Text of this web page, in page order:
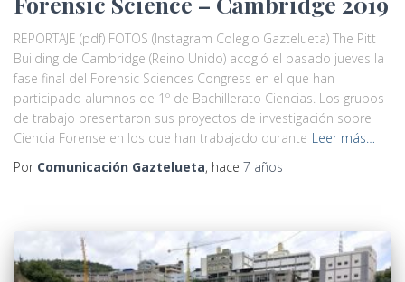
REPORTAJE (pdf) FOTOS (Instagram Colegio Gaztelueta) The Pitt
Building de Cambridge (Reino Unido) acogió el pasado jueves la
fase final del Forensic Sciences Congress en el que han
participado alumnos de 1º de Bachillerato Ciencias. Los grupos
de trabajo presentaron sus proyectos de investigación sobre
Ciencia Forense en los que han trabajado durante Leer más…
Por Comunicación Gaztelueta, hace 7 años